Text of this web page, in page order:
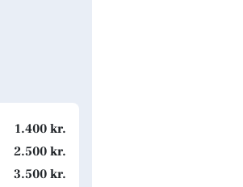
1.400 kr.
2.500 kr.
3.500 kr.